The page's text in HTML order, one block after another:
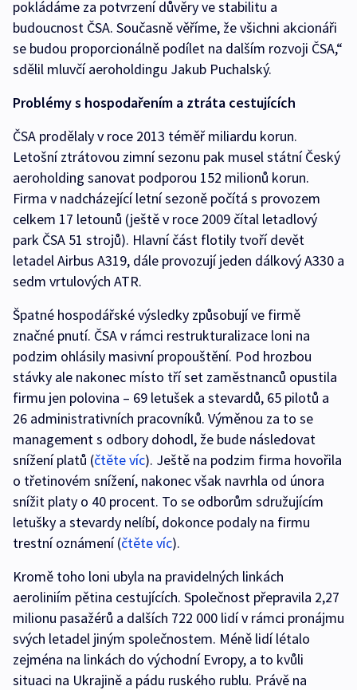
pokládáme za potvrzení důvěry ve stabilitu a
budoucnost ČSA. Současně věříme, že všichni akcionáři
se budou proporcionálně podílet na dalším rozvoji ČSA,“
sdělil mluvčí aeroholdingu Jakub Puchalský.
Problémy s hospodařením a ztráta cestujících
ČSA prodělaly v roce 2013 téměř miliardu korun.
Letošní ztrátovou zimní sezonu pak musel státní Český
aeroholding sanovat podporou 152 milionů korun.
Firma v nadcházející letní sezoně počítá s provozem
celkem 17 letounů (ještě v roce 2009 čítal letadlový
park ČSA 51 strojů). Hlavní část flotily tvoří devět
letadel Airbus A319, dále provozují jeden dálkový A330 a
sedm vrtulových ATR.
Špatné hospodářské výsledky způsobují ve firmě
značné pnutí. ČSA v rámci restrukturalizace loni na
podzim ohlásily masivní propouštění. Pod hrozbou
stávky ale nakonec místo tří set zaměstnanců opustila
firmu jen polovina – 69 letušek a stevardů, 65 pilotů a
26 administrativních pracovníků. Výměnou za to se
management s odbory dohodl, že bude následovat
snížení platů (čtěte víc). Ještě na podzim firma hovořila
o třetinovém snížení, nakonec však navrhla od února
snížit platy o 40 procent. To se odborům sdružujícím
letušky a stevardy nelíbí, dokonce podaly na firmu
trestní oznámení (čtěte víc).
Kromě toho loni ubyla na pravidelných linkách
aeroliniím pětina cestujících. Společnost přepravila 2,27
milionu pasažérů a dalších 722 000 lidí v rámci pronájmu
svých letadel jiným společnostem. Méně lidí létalo
zejména na linkách do východní Evropy, a to kvůli
situaci na Ukrajině a pádu ruského rublu. Právě na